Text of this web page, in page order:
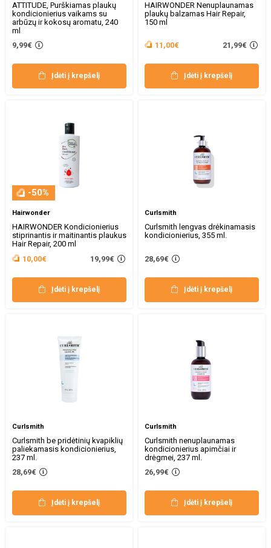
ATTITUDE, Purškiamas plaukų
kondicionierius vaikams su
arbūzų ir kokosų aromatu, 240
ml
9,99€
Įdėti į krepšelį
HAIRWONDER Nenuplaunamas
plaukų balzamas Hair Repair,
150 ml
11,00€ 21,99€
Įdėti į krepšelį
-50%
Hairwonder
HAIRWONDER Kondicionierius
stiprinantis ir maitinantis plaukus
Hair Repair, 200 ml
10,00€
19,99€
Įdėti į krepšelį
Curlsmith
Curlsmith lengvas drėkinamasis
kondicionierius, 355 ml.
28,69€
Įdėti į krepšelį
Curlsmith
Curlsmith be pridėtinių kvapiklių
paliekamasis kondicionierius,
237 ml.
28,69€
Įdėti į krepšelį
Curlsmith
Curlsmith nenuplaunamas
kondicionierius apimčiai ir
drėgmei, 237 ml.
26,99€
Įdėti į krepšelį